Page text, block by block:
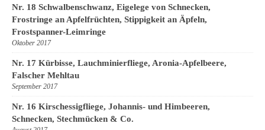
Nr. 18 Schwalbenschwanz, Eigelege von Schnecken,
Frostringe an Apfelfrüchten, Stippigkeit an Äpfeln,
Frostspanner-Leimringe
Oktober 2017
Nr. 17 Kürbisse, Lauchminierfliege, Aronia-Apfelbeere,
Falscher Mehltau
September 2017
Nr. 16 Kirschessigfliege, Johannis- und Himbeeren,
Schnecken, Stechmücken & Co.